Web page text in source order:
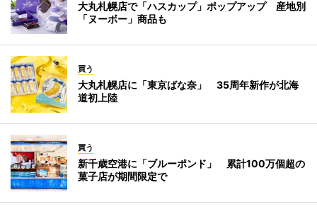
大丸札幌店で「ハスカップ」ポップアップ 産地別
「ヌーボー」商品も
買う
大丸札幌店に「東京ばな奈」 35周年新作が北海
道初上陸
買う
新千歳空港に「ブルーポンド」 累計100万個超の
菓子店が期間限定で